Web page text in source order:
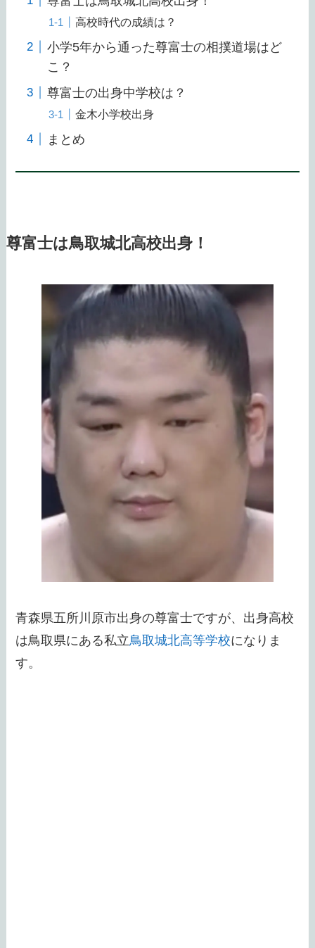
高校時代の成績は？
小学5年から通った尊富士の相撲道場はど
こ？
尊富士の出身中学校は？
金木小学校出身
まとめ
尊富士は鳥取城北高校出身！
青森県五所川原市出身の尊富士ですが、出身高校
は鳥取県にある私立鳥取城北高等学校になりま
す。